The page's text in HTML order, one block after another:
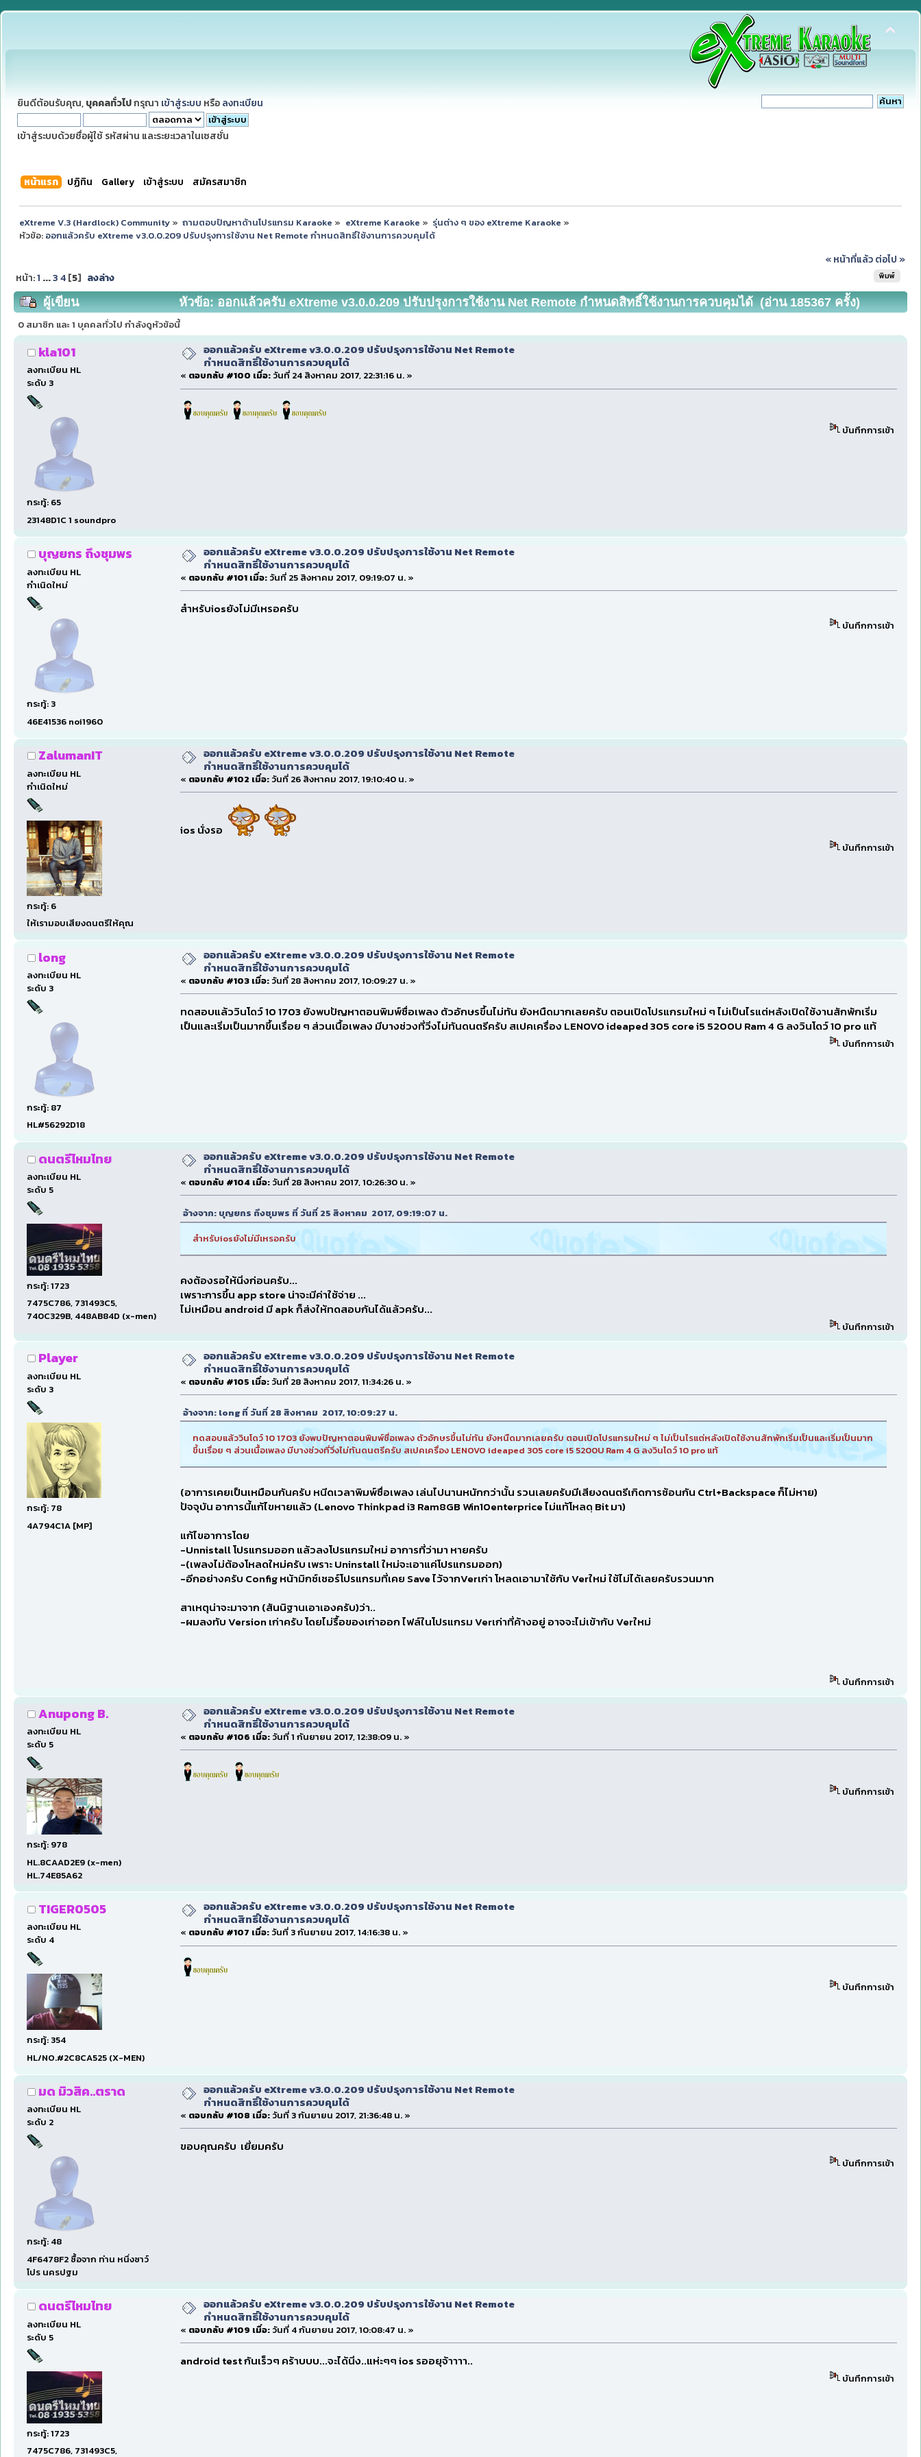
ยินดีต้อนรับคุณ, บุคคลทั่วไปกรุณา เข้าสู่ระบบ หรือ ลงทะเบียน
เข้าสู่ระบบด้วยชื่อผู้ใช้ รหัสผ่าน และระยะเวลาในเซสชั่น
หน้าแรก ปฏิทิน Gallery เข้าสู่ระบบ สมัครสมาชิก
eXtreme V.3 (Hardlock) Community» ถามตอบปัญหาด้านโปรแกรม Karaoke » eXtreme Karaoke » รุ่นต่าง ๆ ของ eXtreme Karaoke »
หัวข้อ: ออกแล้วครับ eXtreme v3.0.0.209 ปรับปรุงการใช้งาน Net Remote กำหนดสิทธิ์ใช้งานการควบคุมได้
« หน้าที่แล้ว ต่อไป »
พิมพ์
หน้า:1 ...3 4[5] ลงล่าง
ผู้เขียน หัวข้อ: ออกแล้วครับ eXtreme v3.0.0.209 ปรับปรุงการใช้งาน Net Remote กำหนดสิทธิ์ใช้งานการควบคุมได้ (อ่าน 185367 ครั้ง)
0 สมาชิก และ 1 บุคคลทั่วไป กำลังดูหัวข้อนี้
kla101
ลงทะเบียน HL
ระดับ 3
กระทู้: 65
23148D1C 1 soundpro
ออกแล้วครับ eXtreme v3.0.0.209 ปรับปรุงการใช้งาน Net Remote
กำหนดสิทธิ์ใช้งานการควบคุมได้
« ตอบกลับ #100 เมื่อ: วันที่ 24 สิงหาคม 2017, 22:31:16 น. »
บันทึกการเข้า
บุญยกร ถึงชุมพร
ลงทะเบียน HL
กำเนิดใหม่
กระทู้: 3
46E41536 noi1960
ออกแล้วครับ eXtreme v3.0.0.209 ปรับปรุงการใช้งาน Net Remote
กำหนดสิทธิ์ใช้งานการควบคุมได้
« ตอบกลับ #101 เมื่อ: วันที่ 25 สิงหาคม 2017, 09:19:07 น. »
สำหรับiosยังไม่มีเหรอครับ
บันทึกการเข้า
ZalumanIT
ลงทะเบียน HL
กำเนิดใหม่
กระทู้: 6
ให้เรามอบเสียงดนตรีให้คุณ
ออกแล้วครับ eXtreme v3.0.0.209 ปรับปรุงการใช้งาน Net Remote
กำหนดสิทธิ์ใช้งานการควบคุมได้
« ตอบกลับ #102 เมื่อ: วันที่ 26 สิงหาคม 2017, 19:10:40 น. »
ios นั่งรอ
บันทึกการเข้า
long
ลงทะเบียน HL
ระดับ 3
กระทู้: 87
HL#56292D18
ออกแล้วครับ eXtreme v3.0.0.209 ปรับปรุงการใช้งาน Net Remote
กำหนดสิทธิ์ใช้งานการควบคุมได้
« ตอบกลับ #103 เมื่อ: วันที่ 28 สิงหาคม 2017, 10:09:27 น. »
ทดสอบแล้ววินโดว์ 10 1703 ยังพบปัญหาตอนพิมพ์ชื่อเพลง ตัวอักษรขึ้นไม่ทัน ยังหนืดมากเลยครับ ตอนเปิดโปรแกรมใหม่ ๆ ไม่เป็นไรแต่หลังเปิดใช้งานสักพักเริ่ม
เป็นและเริ่มเป็นมากขึ้นเรื่อย ๆ ส่วนเนื้อเพลง มีบางช่วงที่วิ่งไม่ทันดนตรีครับ สเปคเครื่อง LENOVO ideaped 305 core i5 5200U Ram 4 G ลงวินโดว์ 10 pro แท้
บันทึกการเข้า
ดนตรีไหมไทย
ลงทะเบียน HL
ระดับ 5
กระทู้: 1723
7475C786, 731493C5,
740C329B, 448AB84D (x-men)
ออกแล้วครับ eXtreme v3.0.0.209 ปรับปรุงการใช้งาน Net Remote
กำหนดสิทธิ์ใช้งานการควบคุมได้
« ตอบกลับ #104 เมื่อ: วันที่ 28 สิงหาคม 2017, 10:26:30 น. »
อ้างจาก: บุญยกร ถึงชุมพร ที่ วันที่ 25 สิงหาคม 2017, 09:19:07 น.
สำหรับiosยังไม่มีเหรอครับ
คงต้องรอให้นิ่งก่อนครับ...
เพราะการขึ้น app store น่าจะมีค่าใช้จ่าย ...
ไม่เหมือน android มี apk ก็ส่งให้ทดสอบกันได้แล้วครับ...
บันทึกการเข้า
Player
ลงทะเบียน HL
ระดับ 3
กระทู้: 78
4A794C1A [MP]
ออกแล้วครับ eXtreme v3.0.0.209 ปรับปรุงการใช้งาน Net Remote
กำหนดสิทธิ์ใช้งานการควบคุมได้
« ตอบกลับ #105 เมื่อ: วันที่ 28 สิงหาคม 2017, 11:34:26 น. »
อ้างจาก: long ที่ วันที่ 28 สิงหาคม 2017, 10:09:27 น.
ทดสอบแล้ววินโดว์ 10 1703 ยังพบปัญหาตอนพิมพ์ชื่อเพลง ตัวอักษรขึ้นไม่ทัน ยังหนืดมากเลยครับ ตอนเปิดโปรแกรมใหม่ ๆ ไม่เป็นไรแต่หลังเปิดใช้งานสักพักเริ่มเป็นและเริ่มเป็นมาก
ขึ้นเรื่อย ๆ ส่วนเนื้อเพลง มีบางช่วงที่วิ่งไม่ทันดนตรีครับ สเปคเครื่อง LENOVO ideaped 305 core i5 5200U Ram 4 G ลงวินโดว์ 10 pro แท้
(อาการเคยเป็นเหมือนกันครับ หนีดเวลาพิมพ์ชื่อเพลง เล่นไปนานหนักกว่านั้น รวนเลยครับมีเสียงดนตรีเกิดการซ้อนกัน Ctrl+Backspace ก็ไม่หาย)
ปัจจุบัน อาการนี้แก้ไขหายแล้ว (Lenovo Thinkpad i3 Ram8GB Win10enterprice ไม่แท้โหลดฺ Bit มา)
แก้ไขอาการโดย
-Unnistall โปรแกรมออก แล้วลงโปรแกรมใหม่ อาการที่ว่ามา หายครับ
-(เพลงไม่ต้องโหลดใหม่ครับ เพราะ Uninstall ใหม่จะเอาแค่โปรแกรมออก)
-อีกอย่างครับ Config หน้ามิกซ์เชอร์โปรแกรมที่เคย Save ไว้จากVerเก่า โหลดเอามาใช้กับ Verใหม่ ใช้ไม่ได้เลยครับรวนมาก
สาเหตุน่าจะมาจาก (สันนิฐานเอาเองครับ)ว่า..
-ผมลงทับ Version เก่าครับ โดยไม่รื้อของเก่าออก ไฟล์ในโปรแกรม Verเก่าที่ค้างอยู่ อาจจะไม่เข้ากับ Verใหม่
บันทึกการเข้า
Anupong B.
ลงทะเบียน HL
ระดับ 5
กระทู้: 978
HL.8CAAD2E9 (x-men)
HL.74E85A62
ออกแล้วครับ eXtreme v3.0.0.209 ปรับปรุงการใช้งาน Net Remote
กำหนดสิทธิ์ใช้งานการควบคุมได้
« ตอบกลับ #106 เมื่อ: วันที่ 1 กันยายน 2017, 12:38:09 น. »
บันทึกการเข้า
TIGER0505
ลงทะเบียน HL
ระดับ 4
กระทู้: 354
HL/NO.#2C8CA525 (X-MEN)
ออกแล้วครับ eXtreme v3.0.0.209 ปรับปรุงการใช้งาน Net Remote
กำหนดสิทธิ์ใช้งานการควบคุมได้
« ตอบกลับ #107 เมื่อ: วันที่ 3 กันยายน 2017, 14:16:38 น. »
บันทึกการเข้า
มด มิวสิค..ตราด
ลงทะเบียน HL
ระดับ 2
กระทู้: 48
4F6478F2 ซื้อจาก ท่าน หนึ่งซาว์
โปร นครปฐม
ออกแล้วครับ eXtreme v3.0.0.209 ปรับปรุงการใช้งาน Net Remote
กำหนดสิทธิ์ใช้งานการควบคุมได้
« ตอบกลับ #108 เมื่อ: วันที่ 3 กันยายน 2017, 21:36:48 น. »
ขอบคุณครับ เยี่ยมครับ
บันทึกการเข้า
ดนตรีไหมไทย
ลงทะเบียน HL
ระดับ 5
กระทู้: 1723
7475C786, 731493C5,
ออกแล้วครับ eXtreme v3.0.0.209 ปรับปรุงการใช้งาน Net Remote
กำหนดสิทธิ์ใช้งานการควบคุมได้
« ตอบกลับ #109 เมื่อ: วันที่ 4 กันยายน 2017, 10:08:47 น. »
android test กันเร็วๆ คร้าบบบ...จะได้นิ่ง..แห่ะๆๆ ios รออยุจ้าาาา..
บันทึกการเข้า